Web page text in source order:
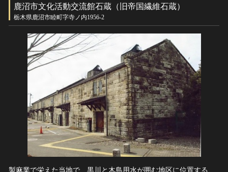
鹿沼市文化活動交流館石蔵（旧帝国繊維石蔵）
栃木県鹿沼市睦町字寺ノ内1956-2
製麻業で栄えた当地で、黒川と木島用水が囲む地区に位置する、